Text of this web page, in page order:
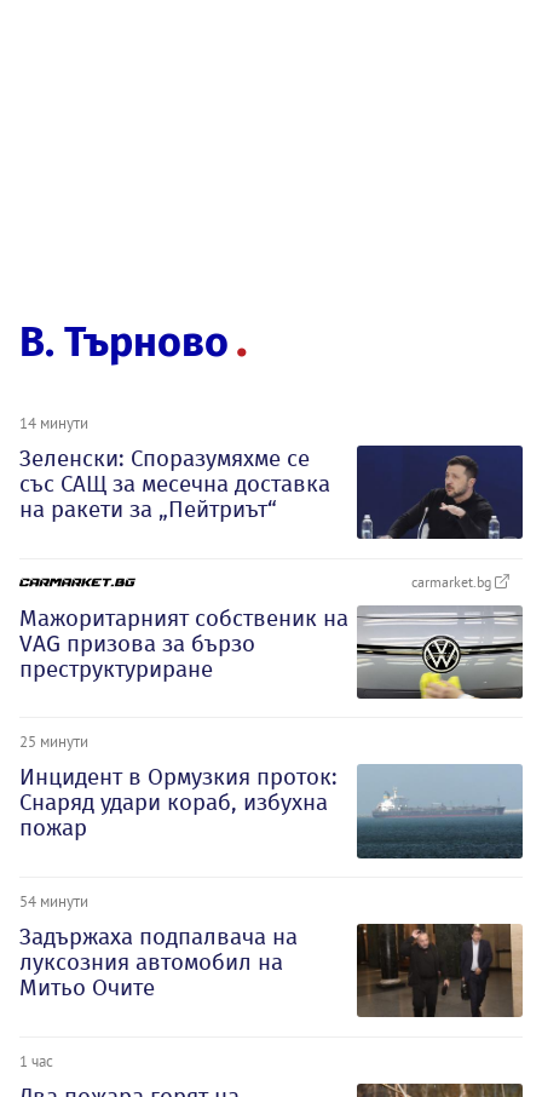
В. Търново
14 минути
Зеленски: Споразумяхме се
със САЩ за месечна доставка
на ракети за „Пейтриът“
carmarket.bg
Мажоритарният собственик на
VAG призова за бързо
преструктуриране
25 минути
Инцидент в Ормузкия проток:
Снаряд удари кораб, избухна
пожар
54 минути
Задържаха подпалвача на
луксозния автомобил на
Митьо Очите
1 час